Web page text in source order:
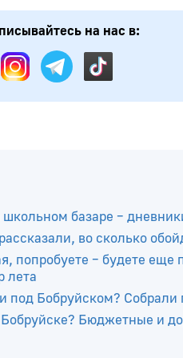
нас в:
базаре –
во сколько
попробуете – будете еще